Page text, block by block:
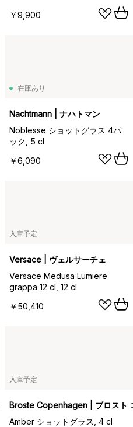
￥9,900
在庫あり
Nachtmann | ナハトマン
Noblesse ショットグラス 4パ
ック, 5 cl
￥6,090
入庫予定
Versace | ヴェルサーチェ
Versace Medusa Lumiere
grappa 12 cl, 12 cl
￥50,410
ペンハーゲン
入庫予定
Broste Copenhagen | ブロスト
Amber ショットグラス, 4 cl